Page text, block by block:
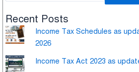
Recent Posts
Income Tax Schedules as
2026
Income Tax Act 2023 as